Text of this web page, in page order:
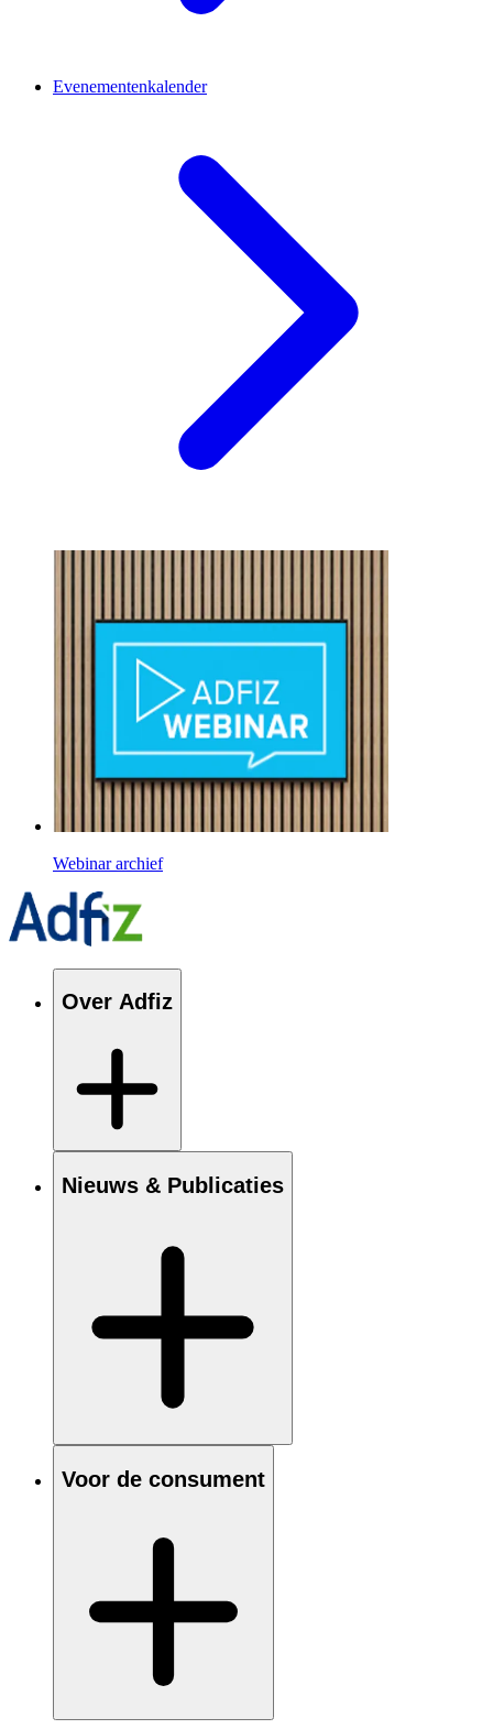
Evenementenkalender
Webinar archief
Over Adfiz
Nieuws & Publicaties
Voor de consument